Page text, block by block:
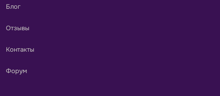
Блог
Отзывы
Контакты
Форум